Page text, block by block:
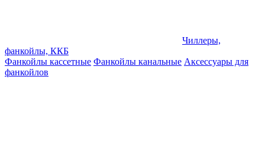
Чиллеры,
фанкойлы, ККБ
Фанкойлы кассетные Фанкойлы канальные Аксессуары для
фанкойлов